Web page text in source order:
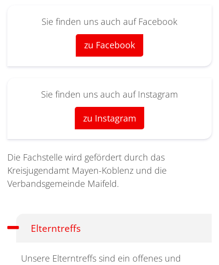
Sie finden uns auch auf Facebook
zu Facebook
Sie finden uns auch auf Instagram
zu Instagram
Die Fachstelle wird gefördert durch das
Kreisjugendamt Mayen-Koblenz und die
Verbandsgemeinde Maifeld.
Elterntreffs
Unsere Elterntreffs sind ein offenes und